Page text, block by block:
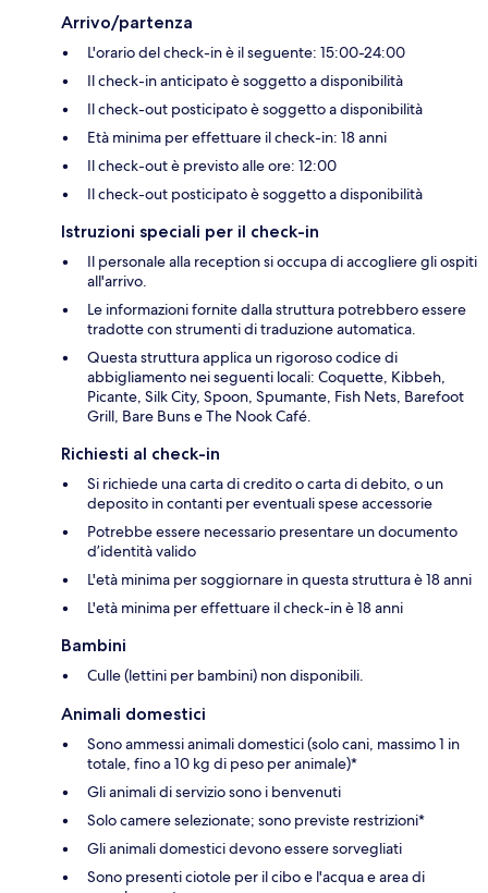
Arrivo/partenza
L'orario del check-in è il seguente: 15:00-24:00
Il check-in anticipato è soggetto a disponibilità
Il check-out posticipato è soggetto a disponibilità
Età minima per effettuare il check-in: 18 anni
Il check-out è previsto alle ore: 12:00
Il check-out posticipato è soggetto a disponibilità
Istruzioni speciali per il check-in
Il personale alla reception si occupa di accogliere gli ospiti
all'arrivo.
Le informazioni fornite dalla struttura potrebbero essere
tradotte con strumenti di traduzione automatica.
Questa struttura applica un rigoroso codice di
abbigliamento nei seguenti locali: Coquette, Kibbeh,
Picante, Silk City, Spoon, Spumante, Fish Nets, Barefoot
Grill, Bare Buns e The Nook Café.
Richiesti al check-in
Si richiede una carta di credito o carta di debito, o un
deposito in contanti per eventuali spese accessorie
Potrebbe essere necessario presentare un documento
d’identità valido
L'età minima per soggiornare in questa struttura è 18 anni
L'età minima per effettuare il check-in è 18 anni
Bambini
Culle (lettini per bambini) non disponibili.
Animali domestici
Sono ammessi animali domestici (solo cani, massimo 1 in
totale, fino a 10 kg di peso per animale)*
Gli animali di servizio sono i benvenuti
Solo camere selezionate; sono previste restrizioni*
Gli animali domestici devono essere sorvegliati
Sono presenti ciotole per il cibo e l'acqua e area di